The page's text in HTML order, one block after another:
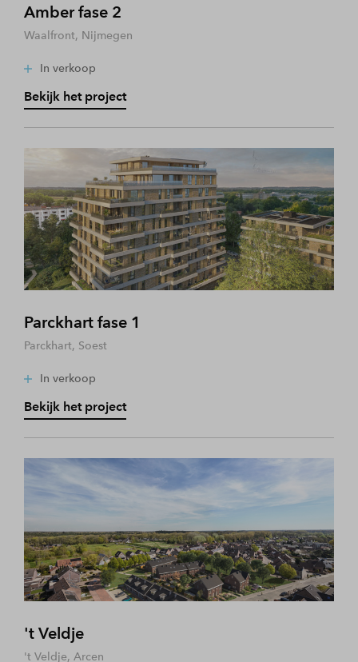
Amber fase 2
Waalfront, Nijmegen
In verkoop
Bekijk het project
Parckhart fase 1
Parckhart, Soest
In verkoop
Bekijk het project
't Veldje
't Veldje, Arcen